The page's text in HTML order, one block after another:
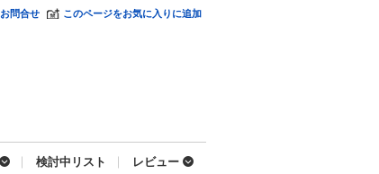
お問合せ このページをお気に入りに追加
検討中リスト レビュー